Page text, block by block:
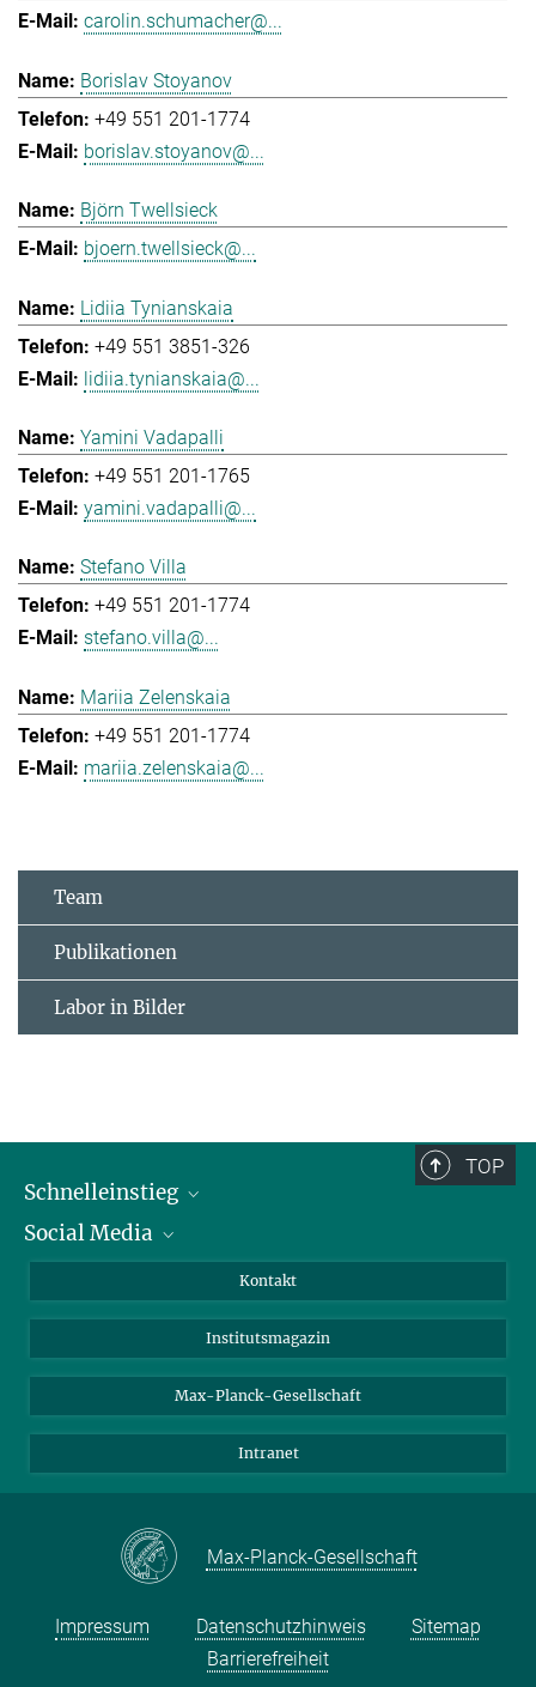
carolin.schumacher@...
Borislav Stoyanov
+49 551 201-1774
borislav.stoyanov@...
Björn Twellsieck
bjoern.twellsieck@...
Lidiia Tynianskaia
+49 551 3851-326
lidiia.tynianskaia@...
Yamini Vadapalli
+49 551 201-1765
yamini.vadapalli@...
Stefano Villa
+49 551 201-1774
stefano.villa@...
Mariia Zelenskaia
+49 551 201-1774
mariia.zelenskaia@...
Team
Publikationen
Labor in Bilder
TOP
Schnelleinstieg
Alumni
Fördernde
Schulen
Studierende
Social Media
Bluesky
Facebook
YouTube
Kontakt
Institutsmagazin
Max-Planck-Gesellschaft
Intranet
Max-Planck-Gesellschaft
Impressum Datenschutzhinweis
Sitemap
Barrierefreiheit